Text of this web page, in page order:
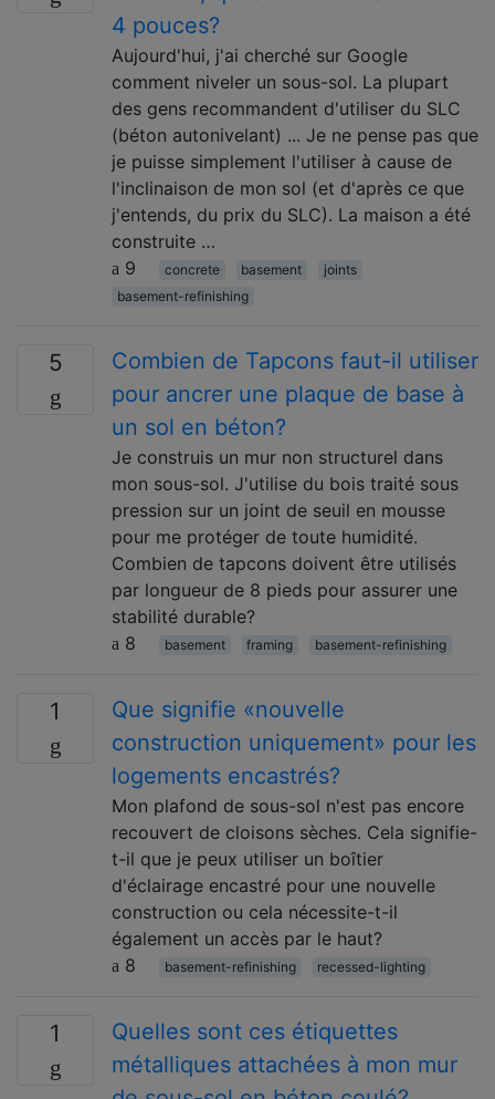
4 pouces?
Aujourd'hui, j'ai cherché sur Google
comment niveler un sous-sol. La plupart
des gens recommandent d'utiliser du SLC
(béton autonivelant) ... Je ne pense pas que
je puisse simplement l'utiliser à cause de
l'inclinaison de mon sol (et d'après ce que
j'entends, du prix du SLC). La maison a été
construite …
9
concrete basement
joints
basement-refinishing
5
Combien de Tapcons faut-il utiliser
pour ancrer une plaque de base à
un sol en béton?
Je construis un mur non structurel dans
mon sous-sol. J'utilise du bois traité sous
pression sur un joint de seuil en mousse
pour me protéger de toute humidité.
Combien de tapcons doivent être utilisés
par longueur de 8 pieds pour assurer une
stabilité durable?
8
basement framing basement-refinishing
1
Que signifie «nouvelle
construction uniquement» pour les
logements encastrés?
Mon plafond de sous-sol n'est pas encore
recouvert de cloisons sèches. Cela signifie-
t-il que je peux utiliser un boîtier
d'éclairage encastré pour une nouvelle
construction ou cela nécessite-t-il
également un accès par le haut?
8
basement-refinishing recessed-lighting
1
Quelles sont ces étiquettes
métalliques attachées à mon mur